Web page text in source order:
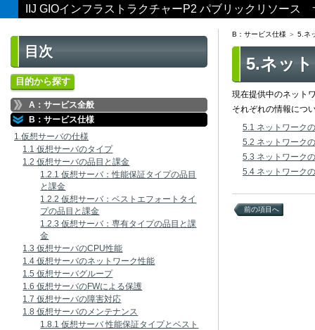
IIJ GIOインフラストラクチャーP2 パブリックリソース
目次
目的から探す
A：サービス全般
B：サービス仕様
1.仮想サーバの仕様
1.1 仮想サーバのタイプ
1.2 仮想サーバの品目と課金
1.2.1 仮想サーバ：性能保証タイプの品目
と課金
1.2.2 仮想サーバ：ベストエフォートタイ
プの品目と課金
1.2.3 仮想サーバ：専有タイプの品目と課
金
1.3 仮想サーバのCPU性能
1.4 仮想サーバのネットワーク性能
1.5 仮想サーバグループ
1.6 仮想サーバのFWによる保護
1.7 仮想サーバの障害対応
1.8 仮想サーバのメンテナンス
1.8.1 仮想サーバ 性能保証タイプとベスト
B：サービス仕様 5.ネ
5.ネッ
現在提供中のネット
それぞれの情報につ
5.1 ネットワーク
5.2 ネットワーク
5.3 ネットワーク
5.4 ネットワーク
前の項目へ